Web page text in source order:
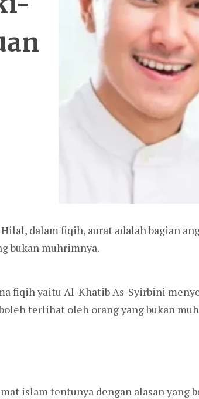
Hilal, dalam fiqih, aurat adalah bagian
bukan muhrimnya.
fiqih yaitu Al-Khatib As-Syirbini
terlihat oleh orang yang bukan
islam tentunya dengan alasan yang